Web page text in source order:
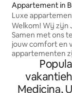
Appartement in
es
Luxe
Downtown BA
Welkom! Wij zijn
Samen met ons
jouw comfort en
appartementen
(beddengoed,
toiletartikelen, enz.). We
toplocaties in
Madero en in de
Medicina,